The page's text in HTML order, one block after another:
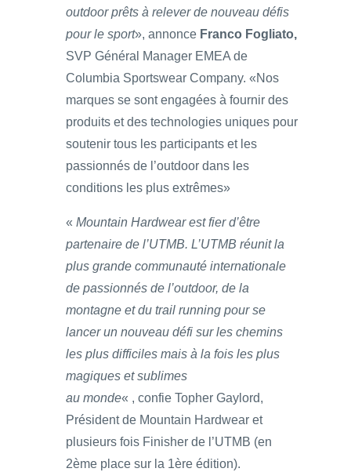
outdoor prêts à relever de nouveau défis
pour le sport», annonce Franco Fogliato,
SVP Général Manager EMEA de
Columbia Sportswear Company. «Nos
marques se sont engagées à fournir des
produits et des technologies uniques pour
soutenir tous les participants et les
passionnés de l’outdoor dans les
conditions les plus extrêmes»
« Mountain Hardwear est fier d’être
partenaire de l’UTMB. L’UTMB réunit la
plus grande communauté internationale
de passionnés de l’outdoor, de la
montagne et du trail running pour se
lancer un nouveau défi sur les chemins
les plus difficiles mais à la fois les plus
magiques et sublimes
au monde« , confie Topher Gaylord,
Président de Mountain Hardwear et
plusieurs fois Finisher de l’UTMB (en
2ème place sur la 1ère édition).